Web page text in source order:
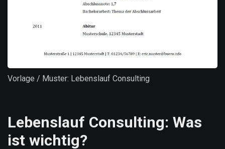
Vorlage / Muster: Lebenslauf Consulting
Lebenslauf Consulting: Was
ist wichtig?